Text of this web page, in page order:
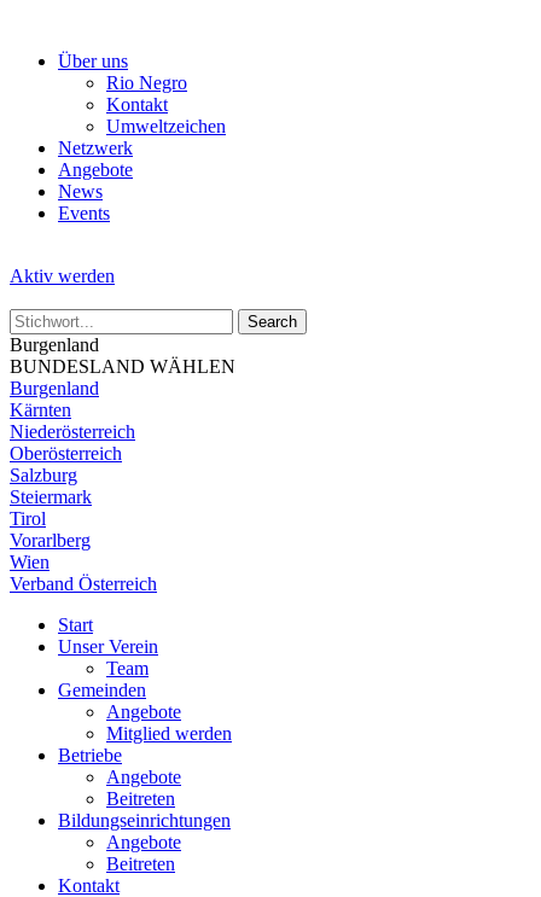
Über uns
Rio Negro
Kontakt
Umweltzeichen
Netzwerk
Angebote
News
Events
Aktiv werden
Burgenland
BUNDESLAND WÄHLEN
Burgenland
Kärnten
Niederösterreich
Oberösterreich
Salzburg
Steiermark
Tirol
Vorarlberg
Wien
Verband Österreich
Start
Unser Verein
Team
Gemeinden
Angebote
Mitglied werden
Betriebe
Angebote
Beitreten
Bildungseinrichtungen
Angebote
Beitreten
Kontakt